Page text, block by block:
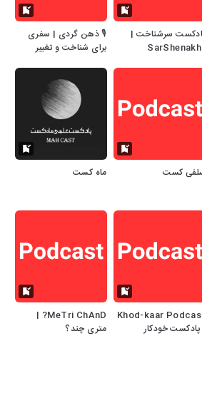
سرشناخت |
🎙 ذهن گردی | سفری
برای شناخت و تغییر
کست ماه کست
Khod-kaar
خودکار
MeTri ChAnD? |
متری چند؟